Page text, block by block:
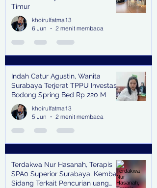
Timur
khoirulfatma13
6 Jun
2 menit membaca
Indah Catur Agustin, Wanita
Surabaya Terjerat TPPU Investasi
Bodong Spring Bed Rp 220 M
khoirulfatma13
5 Jun
2 menit membaca
Terdakwa Nur Hasanah, Terapis
SPA0 Superior Surabaya, Kembali
Sidang Terkait Pencurian uang